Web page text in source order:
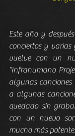
Este año y
conciertos y
vuelve con un
“Infrahumano
algunas canciones
a algunas
quedado sin
con un nuevo
mucho más